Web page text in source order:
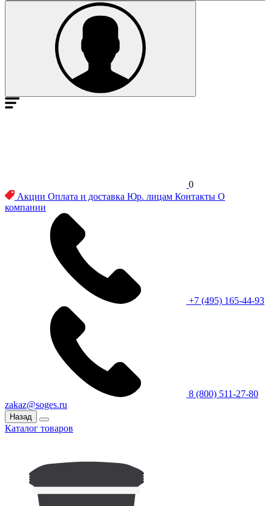
0
Акции Оплата и доставка Юр. лицам Контакты О
компании
+7 (495) 165-44-93
8 (800) 511-27-80
zakaz@soges.ru
Назад
Каталог товаров